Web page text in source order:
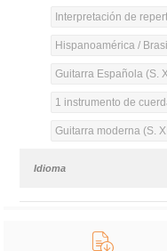
Interpretación de
Hispanoamérica /
Guitarra Española (S.
1 instrumento de
Guitarra moderna (S.
Idioma